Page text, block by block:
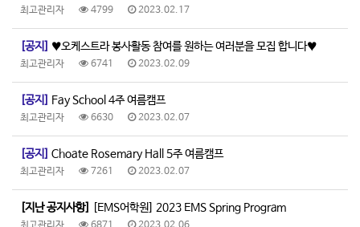
최고관리자 4799 2023.02.17
[공지] ♥오케스트라 봉사활동 참여를 원하는 여러분을 모집 합니다♥
최고관리자 6741 2023.02.09
[공지] Fay School 4주 여름캠프
최고관리자 6630 2023.02.07
[공지] Choate Rosemary Hall 5주 여름캠프
최고관리자 7261 2023.02.07
[지난 공지사항] [EMS어학원] 2023 EMS Spring Program